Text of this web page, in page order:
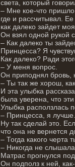
света, который
– Мне кое-что пришло
где и рассчитывал.
как далеко зайдет
Он взял одной рукой
– Как далеко ты
Принцесса? Я
Как далеко? Ради
– У меня вопрос.
Он приподнял бровь,
– Ты так же хорош,
И эта улыбка
была уверена, что
Улыбка расползлась
– Принцесса, я лучше.
Ну так сделай это.
что она не вернется
– Тогда какого черта
– Никогда не
Матрас прогнулся
Он подполз к ней,